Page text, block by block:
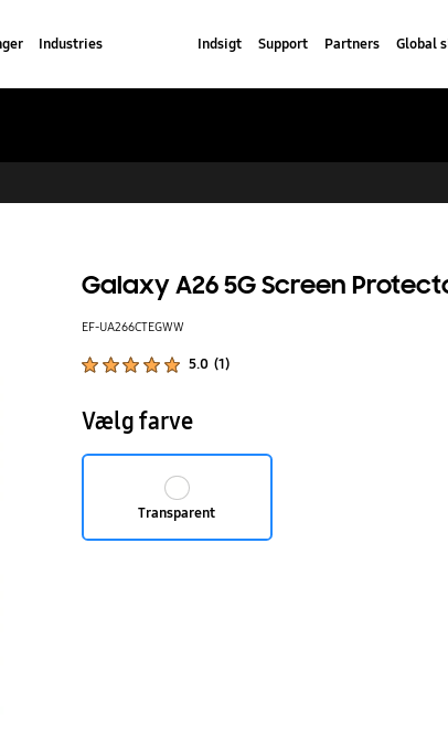
Industries Indsigt Support Partners Global
Galaxy A26 5G Screen
EF-UA266CTEGWW
5.0 (1)
Vælg farve
Transparent